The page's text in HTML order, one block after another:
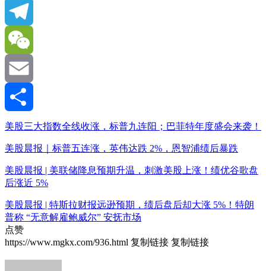
Facebook
Telegram
WeChat
Email
分
享
美股三大指数全线收涨，标普九连阳；巴菲特年度盛会来袭！
美股晨报｜标普五连涨，英伟达跌 2%，恩智浦绩后暴跌
美股晨报 | 美联储降息预期升温，刺激美股上涨！绩优谷歌盘
后涨近 5%
美股晨报 | 特斯拉财报远逊预期，绩后盘后却大涨 5%！特朗
普称 “无意解雇鲍威尔” 安抚市场
点赞
https://www.mgkx.com/936.html 复制链接 复制链接